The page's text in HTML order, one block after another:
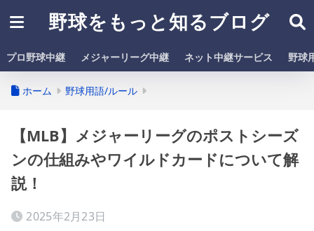
野球をもっと知るブログ
プロ野球中継 メジャーリーグ中継 ネット中継サービス 野球
ホーム 野球用語/ルール
【MLB】メジャーリーグのポストシーズ
ンの仕組みやワイルドカードについて解
説！
2025年2月23日